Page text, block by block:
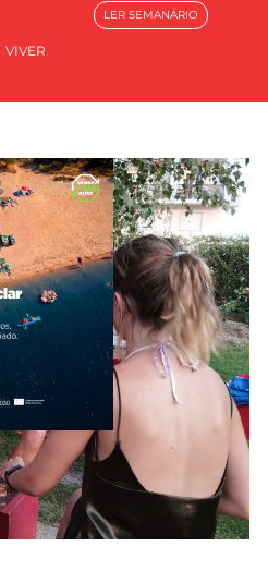
VIVER
LER SEMANÁRIO